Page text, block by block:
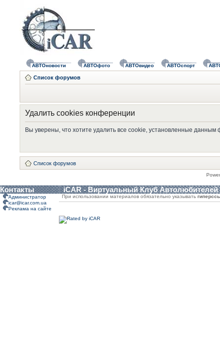
АВТОновости АВТОфото АВТОвидео АВТОспорт
Список форумов
Удалить cookies конференции
Вы уверены, что хотите удалить все cookie, установленные
Список форумов
Контакты iCAR - Виртуальный Клуб Автолюбителей
Администратор
icar@icar.com.ua
Реклама на сайте
При использовании материалов обязательно указывать